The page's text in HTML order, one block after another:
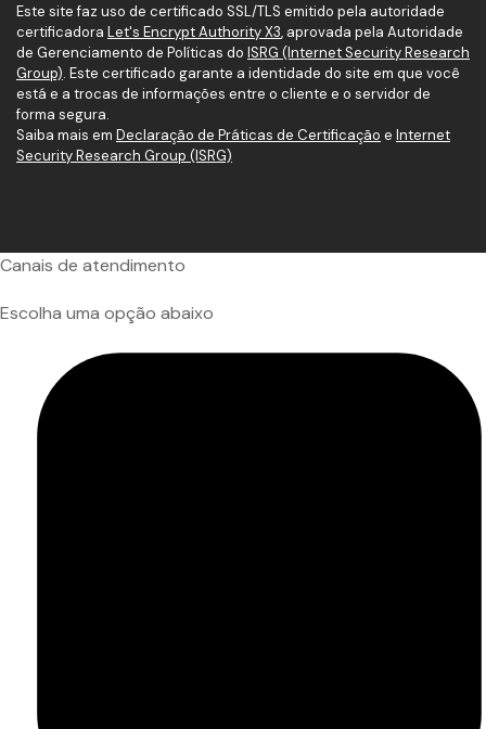
Este site faz uso de certificado SSL/TLS emitido pela autoridade
certificadora Let's Encrypt Authority X3, aprovada pela Autoridade
de Gerenciamento de Políticas do ISRG (Internet Security Research
Group). Este certificado garante a identidade do site em que você
está e a trocas de informações entre o cliente e o servidor de
forma segura.
Saiba mais em Declaração de Práticas de Certificação e Internet
Security Research Group (ISRG)
Canais de atendimento
Escolha uma opção abaixo